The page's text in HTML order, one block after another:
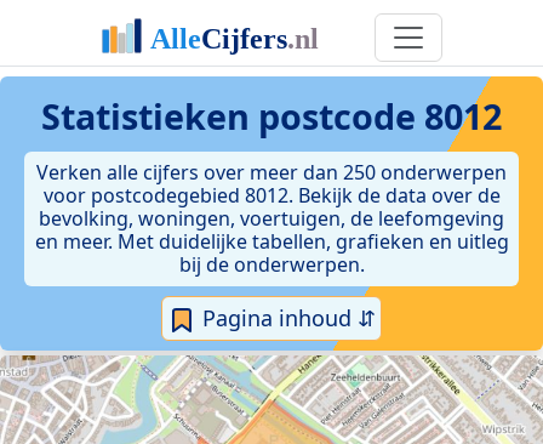
Statistieken postcode 8012
Verken alle cijfers over meer dan 250 onderwerpen
voor postcodegebied 8012. Bekijk de data over de
bevolking, woningen, voertuigen, de leefomgeving
en meer. Met duidelijke tabellen, grafieken en uitleg
bij de onderwerpen.
Pagina inhoud ⇵